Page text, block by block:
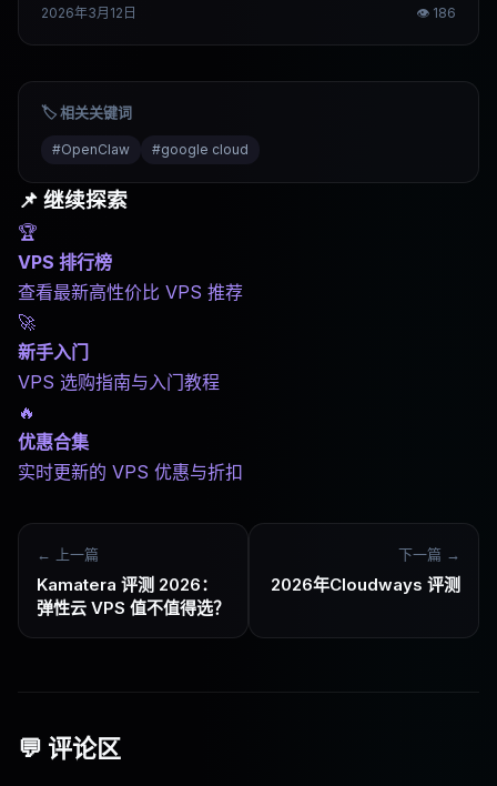
按需查找。
2026年3月12日 👁 186
🏷️ 相关关键词
#OpenClaw #google cloud
📌 继续探索
🏆
VPS 排行榜
查看最新高性价比 VPS 推荐
🚀
新手入门
VPS 选购指南与入门教程
🔥
优惠合集
实时更新的 VPS 优惠与折扣
← 上一篇
Kamatera 评测 2026：
弹性云 VPS 值不值得选？
下一篇 →
2026年Cloudways 评测
💬 评论区